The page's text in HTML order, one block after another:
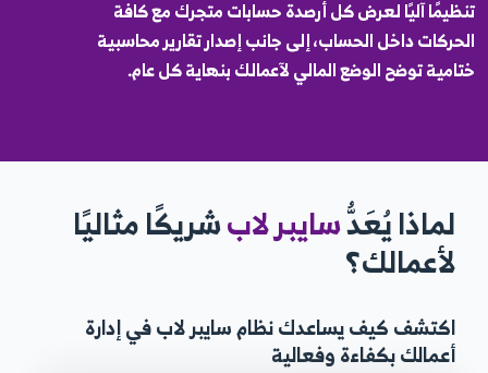
تنظيمًا آليًا لعرض كل أرصدة حسابات متجرك مع كافة
الحركات داخل الحساب، إلى جانب إصدار تقارير محاسبية
ختامية توضح الوضع المالي لآعمالك بنهاية كل عام.
لماذا يُعَدُّسايبر لابشريكًا مثاليًا
لأعمالك؟
اكتشف كيف يساعدك نظام سايبر لاب في إدارة
أعمالك بكفاءة وفعالية